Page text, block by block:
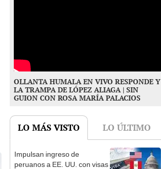
OLLANTA HUMALA EN VIVO RESPONDE Y
LA TRAMPA DE LÓPEZ ALIAGA | SIN
GUION CON ROSA MARÍA PALACIOS
LO MÁS VISTO LO ÚLTIMO
Impulsan ingreso de
peruanos a EE. UU. con visas